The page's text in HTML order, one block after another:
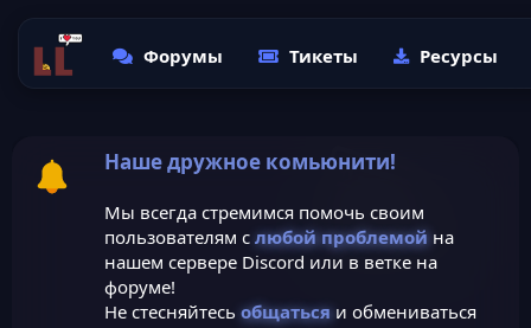
Форумы Тикеты Ресурсы
Наше дружное комьюнити!
Мы всегда стремимся помочь своим
пользователям с любой проблемойна
нашем сервере Discord или в ветке на
форуме!
Не стесняйтесь общатьсяи обмениваться